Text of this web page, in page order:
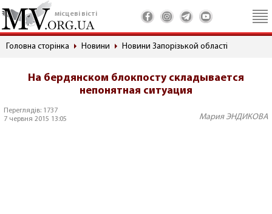
місцеві вісті
Головна сторінка Новини Новини Запорізькой області
На бердянском блокпосту складывается
непонятная ситуация
Переглядів: 1737
7 червня 2015 13:05
Мария ЭНДИКОВА